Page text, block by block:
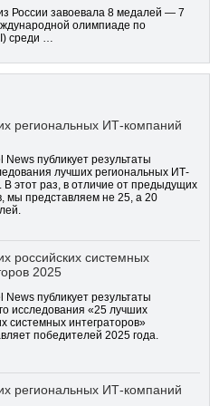
России завоевала 8 медалей — 7
олимпиаде по
среди …
региональных ИТ-компаний
News публикует результаты
лучших региональных ИТ-
В этот раз, в отличие от предыдущих
мы представляем не 25, а 20
российских системных
2025
News публикует результаты
исследования «25 лучших
системных интеграторов»
победителей 2025 года.
региональных ИТ-компаний